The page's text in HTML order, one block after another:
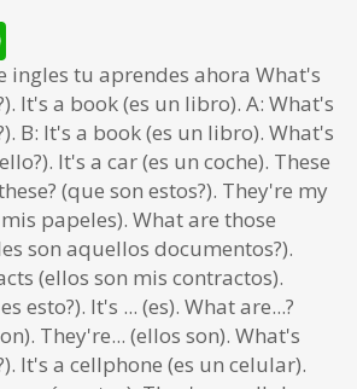
ingles tu aprendes ahora What's
It's a book (es un libro). A: What's
B: It's a book (es un libro). What's
It's a car (es un coche). These
(que son estos?). They're my
papeles). What are those
son aquellos documentos?).
(ellos son mis contractos).
esto?). It's ... (es). What are...?
They're... (ellos son). What's
It's a cellphone (es un celular).